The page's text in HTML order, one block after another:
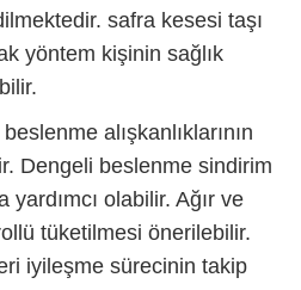
safra kesesi taşı
yöntem kişinin sağlık
alışkanlıklarının
Dengeli beslenme sindirim
olabilir. Ağır ve
tüketilmesi önerilebilir.
iyileşme sürecinin takip